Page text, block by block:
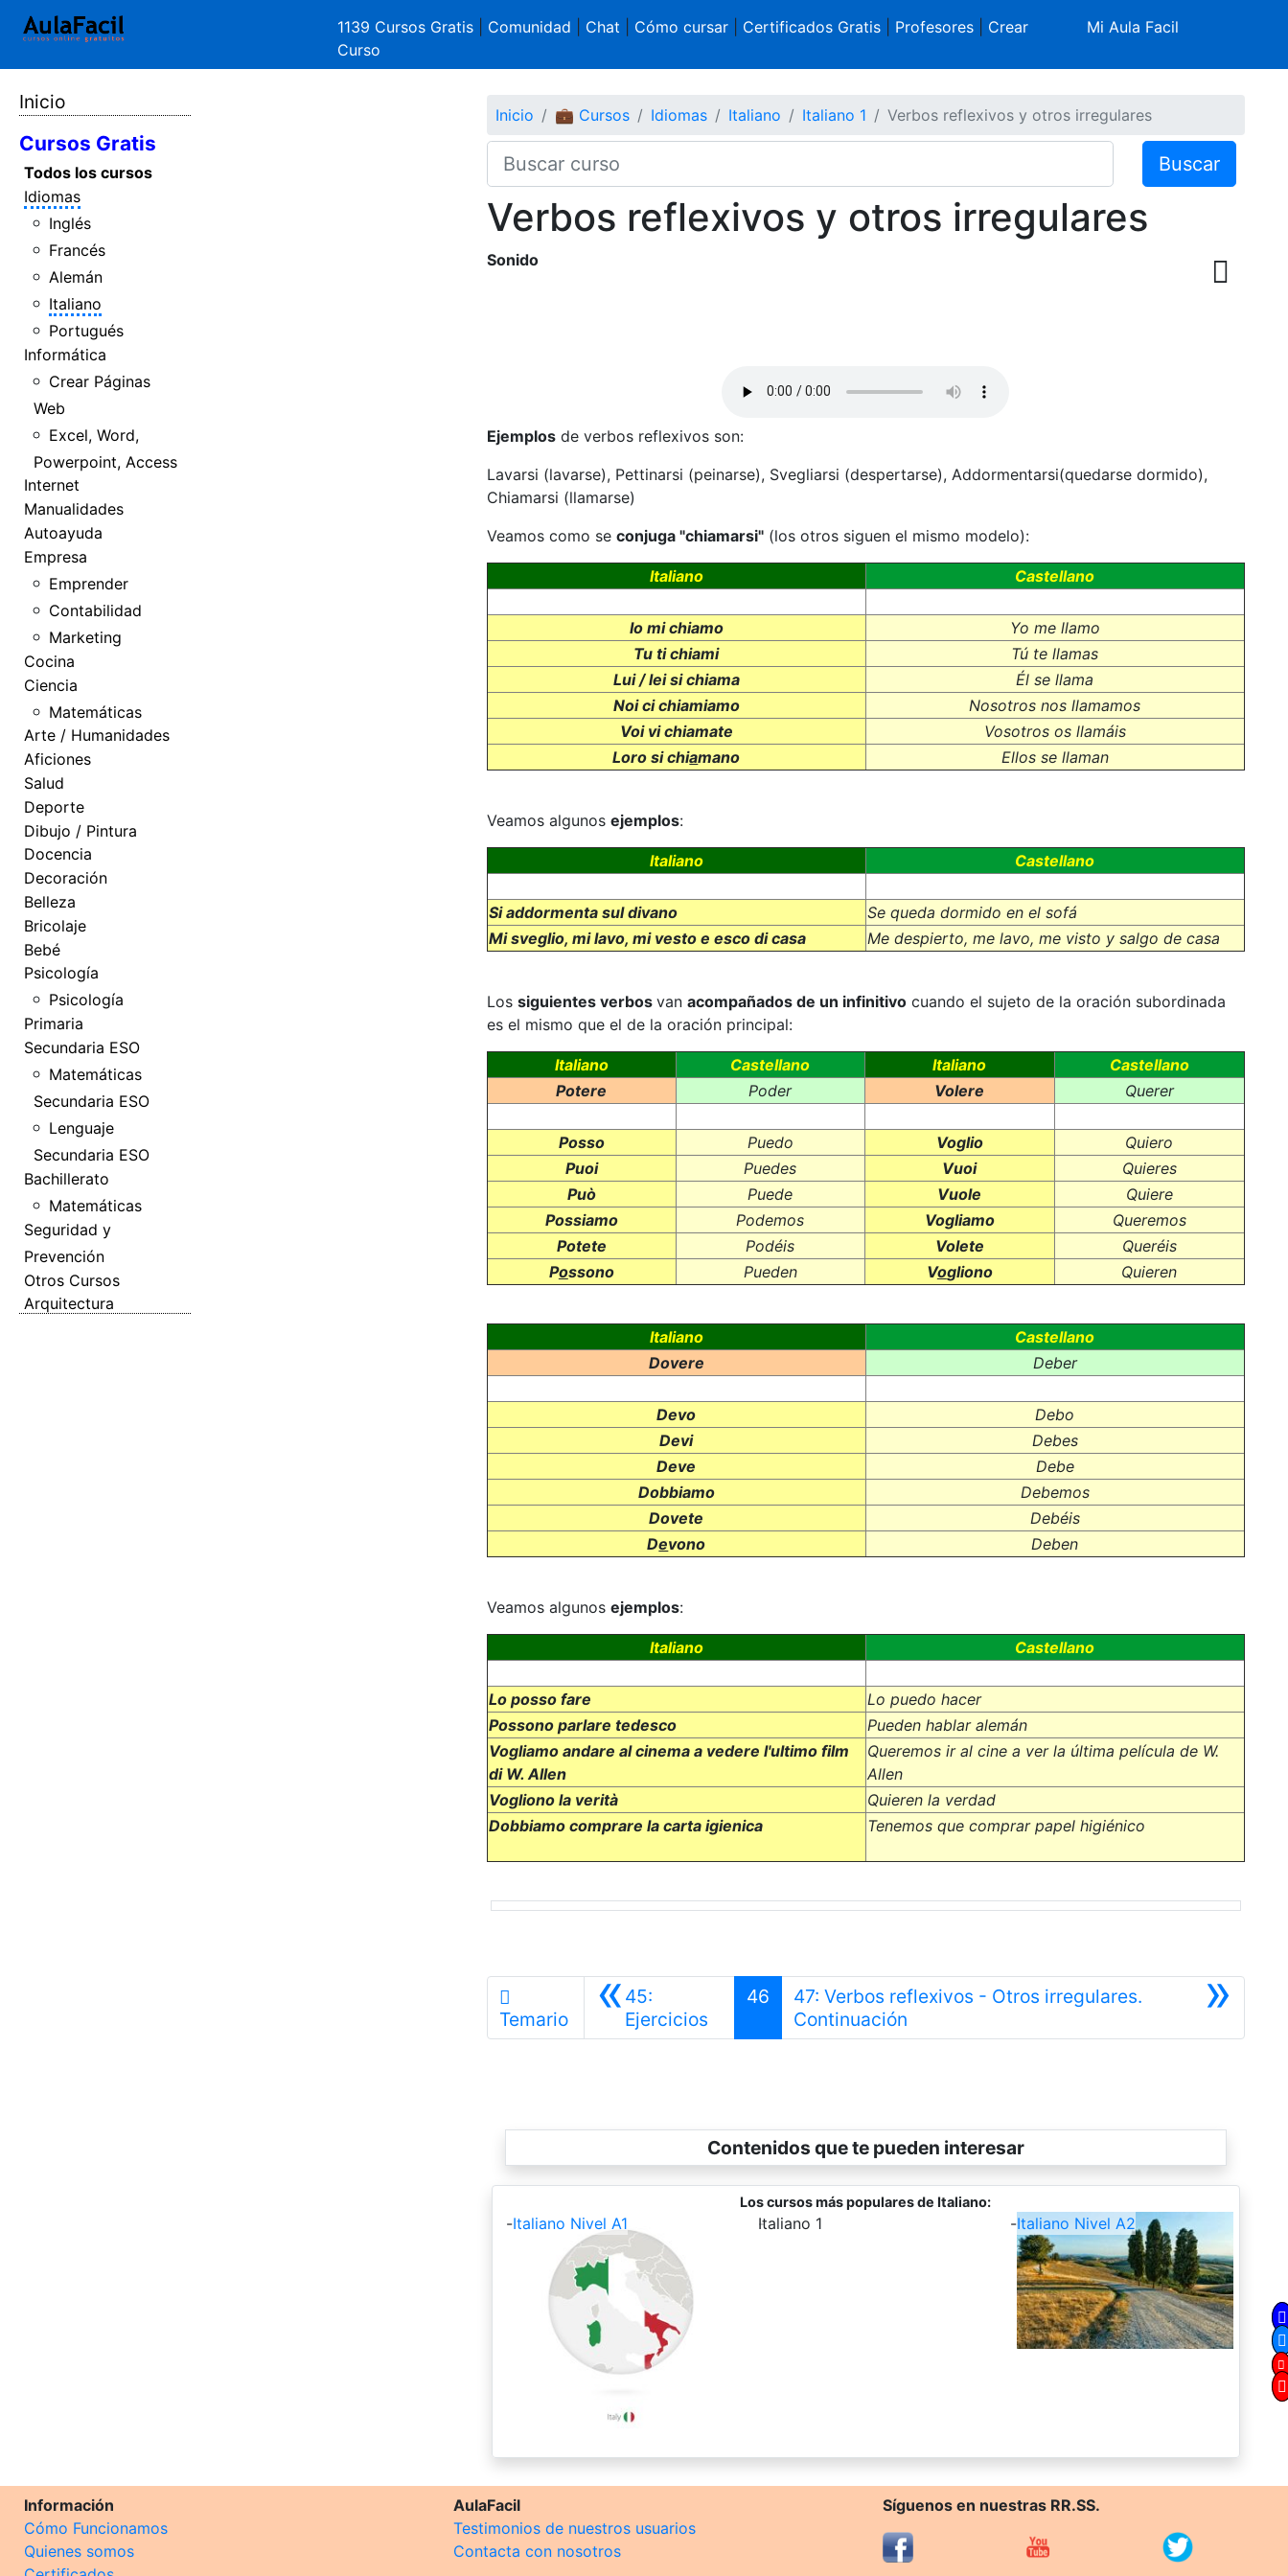
1139 Cursos Gratis Comunidad Chat Cómo cursar| Certificados Gratis| Profesores| Crear
Curso
Mi Aula Facil
Inicio
Cursos Gratis
Todos los cursos
Idiomas
Inglés
Francés
Alemán
Italiano
Portugués
Informática
Crear Páginas
Web
Excel, Word,
Powerpoint, Access
Internet
Manualidades
Autoayuda
Empresa
Emprender
Contabilidad
Marketing
Cocina
Ciencia
Matemáticas
Arte / Humanidades
Aficiones
Salud
Deporte
Dibujo / Pintura
Docencia
Decoración
Belleza
Bricolaje
Bebé
Psicología
Psicología
Primaria
Secundaria ESO
Matemáticas
Secundaria ESO
Lenguaje
Secundaria ESO
Bachillerato
Matemáticas
Seguridad y
Prevención
Otros Cursos
Arquitectura
Inicio 💼 Cursos Idiomas Italiano Italiano 1 Verbos reflexivos y otros irregulares
Buscar
Verbos reflexivos y otros irregulares
Sonido
Ejemplosde verbos reflexivos son:
Lavarsi (lavarse), Pettinarsi (peinarse), Svegliarsi (despertarse), Addormentarsi(quedarse dormido),
Chiamarsi (llamarse)
Veamos como se conjuga "chiamarsi"(los otros siguen el mismo modelo):
Italiano Castellano
Io mi chiamo
Yo me llamo
Tu ti chiami
Tú te llamas
Lui / lei si chiama
Él se llama
Noi ci chiamiamo
Nosotros nos llamamos
Voi vi chiamate
Vosotros os llamáis
Loro si chiamano Ellos se llaman
Veamos algunos ejemplos:
Italiano Castellano
Si addormenta sul divano
Se queda dormido en el sofá
Mi sveglio, mi lavo, mi vesto e esco di casa
Me despierto, me lavo, me visto y salgo de casa
Los siguientes verbos van acompañados de un infinitivocuando el sujeto de la oración subordinada
es el mismo que el de la oración principal:
Italiano Castellano Italiano
Castellano
Potere
Poder Volere Querer
Posso Puedo Voglio
Quiero
Puoi
Puedes Vuoi
Quieres
Può
Puede Vuole
Quiere
Possiamo
Podemos Vogliamo
Queremos
Potete
Podéis Volete
Queréis
Possono Pueden Vogliono Quieren
Italiano
Castellano
Dovere
Deber
Devo
Debo
Devi
Debes
Deve
Debe
Dobbiamo
Debemos
Dovete
Debéis
Devono Deben
Veamos algunos ejemplos:
Italiano Castellano
Lo posso fare
Lo puedo hacer
Possono parlare tedesco
Pueden hablar alemán
Vogliamo andare al cinema a vedere l'ultimo film
di W. Allen
Queremos ir al cine a ver la última película de W.
Allen
Vogliono la verità
Quieren la verdad
Dobbiamo comprare la carta igienica
Tenemos que comprar papel higiénico
Temario «45:
Ejercicios
46 »
47: Verbos reflexivos - Otros irregulares.
ContinuaciónSiguiente
Contenidos que te pueden interesar
Los cursos más populares de Italiano:
-Italiano Nivel A1 -
Italiano 1 -Italiano Nivel A2
Información
Cómo Funcionamos
Quienes somos
AulaFacil
Testimonios de nuestros usuarios
Contacta con nosotros
Síguenos en nuestras RR.SS.